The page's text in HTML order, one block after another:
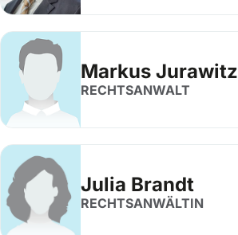
Markus Jurawitz
RECHTSANWALT
Julia Brandt
RECHTSANWÄLTIN